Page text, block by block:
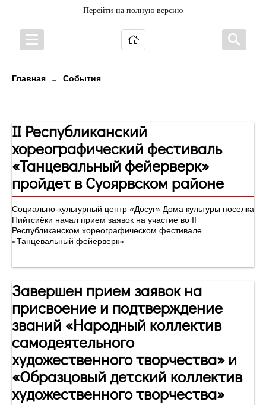
Перейти на полную версию
Главная → События
II Республиканский
хореографический фестиваль
«Танцевальный фейерверк»
пройдет в Суоярвском районе
Социально-культурный центр «Досуг» Дома культуры поселка
Пийтсиёки начал прием заявок на участие во II
Республиканском хореографическом фестивале
«Танцевальный фейерверк»
Завершен прием заявок на
присвоение и подтверждение
званий «Народный коллектив
самодеятельного
художественного творчества» и
«Образцовый детский коллектив
художественного творчества»